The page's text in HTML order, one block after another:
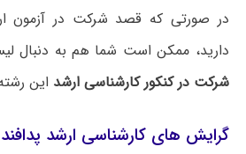
در صورتی که قصد شرکت در آزمون
دارید، ممکن است شما هم به دنبال
شرکت در کنکور کارشناسی ارشد این
گرایش های کارشناسی ارشد